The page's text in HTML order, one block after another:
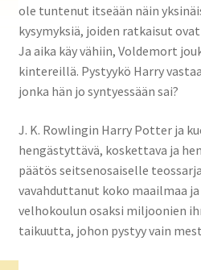
ole tuntenut itseään näin
kysymyksiä, joiden ratkaisut
Ja aika käy vähiin, Voldemort
kintereillä. Pystyykö Harry
jonka hän jo syntyessään sai?
J. K. Rowlingin Harry Potter ja
hengästyttävä, koskettava ja
päätös seitsenosaiselle
vavahduttanut koko maailmaa
velhokoulun osaksi miljoonien
taikuutta, johon pystyy vain